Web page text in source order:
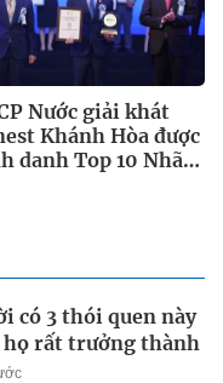
Nước giải khát
Khánh Hòa được
danh Top 10 Nhãn
có 3 thói quen này
họ rất trưởng thành